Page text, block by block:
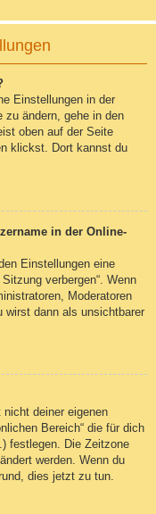
Einstellungen in der
zu ändern, gehe in den
oben auf der Seite
klickst. Dort kannst du
in der Online-
Einstellungen eine
verbergen“. Wenn
Moderatoren
wirst dann als unsichtbarer
deiner eigenen
Bereich“ die für dich
festlegen. Die Zeitzone
werden. Wenn du
dies jetzt zu tun.